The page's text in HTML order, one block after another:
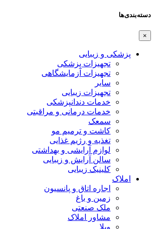
دسته‌بندی‌ها
×
پزشکی و زیبایی
تجهیزات پزشکی
تجهیزات آزمایشگاهی
سایر
تجهیزات زیبایی
خدمات دندانپزشکی
خدمات درمانی و مراقبتی
سمعک
کاشت و ترمیم مو
تغذیه و رژیم غذایی
لوازم آرایشی و بهداشتی
سالن آرایش و زیبایی
کلینیک زیبایی
املاک
اجاره اتاق و پانسیون
زمین و باغ
ملک صنعتی
مشاور املاک
ویلا